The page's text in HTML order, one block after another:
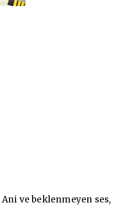
Ani ve beklenmeyen ses,